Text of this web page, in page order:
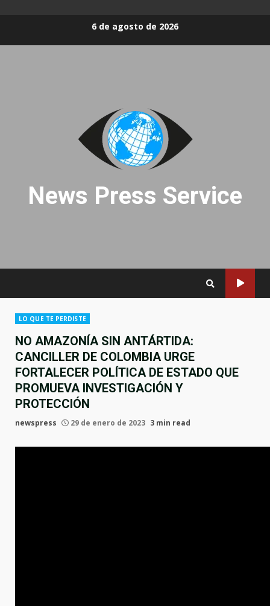
6 de agosto de 2026
News Press Service
LO QUE TE PERDISTE
NO AMAZONÍA SIN ANTÁRTIDA:
CANCILLER DE COLOMBIA URGE
FORTALECER POLÍTICA DE ESTADO QUE
PROMUEVA INVESTIGACIÓN Y
PROTECCIÓN
newspress 29 de enero de 2023 3 min read